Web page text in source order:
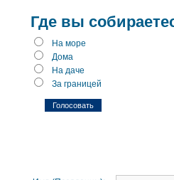
Где вы
На море
Дома
На даче
За границей